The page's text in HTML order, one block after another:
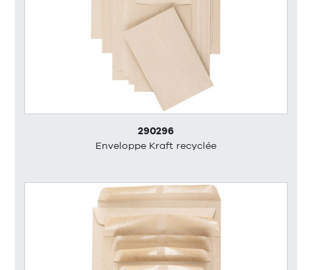
290296
Enveloppe Kraft recyclée